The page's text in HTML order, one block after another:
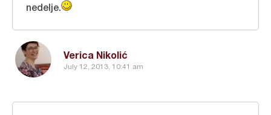
Verica Nikolić
July 12, 2013, 10:41 am
nedelje.